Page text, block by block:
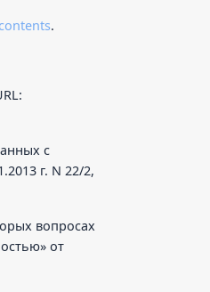
.
с
г. N 22/2,
вопросах
от